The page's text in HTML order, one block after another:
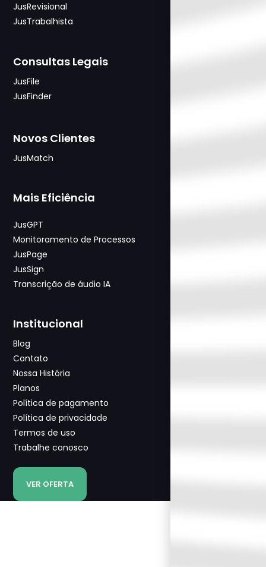
JusRevisional
JusTrabalhista
Consultas Legais
JusFile
JusFinder
Novos Clientes
JusMatch
Mais Eficiência
JusGPT
Monitoramento de Processos
JusPage
JusSign
Transcrição de áudio IA
Institucional
Blog
Contato
Nossa História
Planos
Política de pagamento
Política de privacidade
Termos de uso
Trabalhe conosco
VER OFERTA